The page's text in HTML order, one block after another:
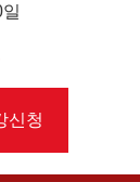
신청